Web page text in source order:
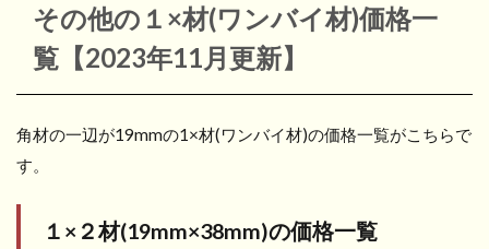
その他の１×材(ワンバイ材)価格一
覧【2023年11月更新】
角材の一辺が19mmの1×材(ワンバイ材)の価格一覧がこちらで
す。
１×２材(19mm×38mm)の価格一覧